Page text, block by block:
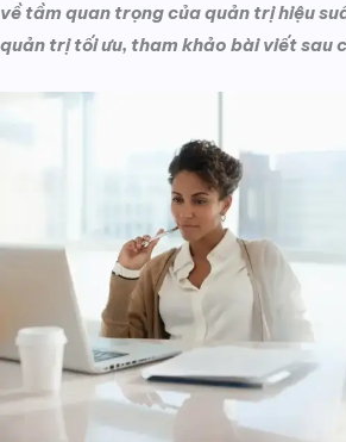
về tầm quan trọng của quản trị hiệu
quản trị tối ưu, tham khảo bài viết sau